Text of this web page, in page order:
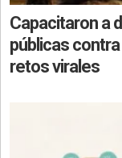
Capacitaron a
públicas
retos virales